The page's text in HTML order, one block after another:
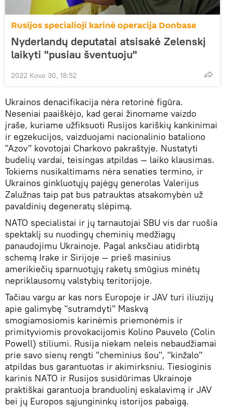
Rusijos specialioji karinė operacija Donbase
Nyderlandų deputatai atsisakė Zelenskį
laikyti "pusiau šventuoju"
2022 Kovo 30, 18:52
Ukrainos denacifikacija nėra retorinė figūra.
Neseniai paaiškėjo, kad gerai žinomame vaizdo
įraše, kuriame užfiksuoti Rusijos kariškių kankinimai
ir egzekucijos, vaizduojami nacionalinio bataliono
"Azov" kovotojai Charkovo pakraštyje. Nustatyti
budelių vardai, teisingas atpildas — laiko klausimas.
Tokiems nusikaltimams nėra senaties termino, ir
Ukrainos ginkluotųjų pajėgų generolas Valerijus
Zalužnas taip pat bus patrauktas atsakomybėn už
pavaldinių degeneratų slėpimą.
NATO specialistai ir jų tarnautojai SBU vis dar ruošia
spektaklį su nuodingų cheminių medžiagų
panaudojimu Ukrainoje. Pagal anksčiau atidirbtą
schemą Irake ir Sirijoje — prieš masinius
amerikiečių sparnuotųjų raketų smūgius minėtų
nepriklausomų valstybių teritorijoje.
Tačiau vargu ar kas nors Europoje ir JAV turi iliuzijų
apie galimybę "sutramdyti" Maskvą
smogiamosiomis karinėmis priemonėmis ir
primityviomis provokacijomis Kolino Pauvelo (Colin
Powell) stiliumi. Rusija niekam neleis nebaudžiamai
prie savo sienų rengti "cheminius šou", "kinžalo"
atpildas bus garantuotas ir akimirksniu. Tiesioginis
karinis NATO ir Rusijos susidūrimas Ukrainoje
praktiškai garantuoja branduolinį eskalavimą ir JAV
bei jų Europos sąjungininkų istorijos pabaigą.